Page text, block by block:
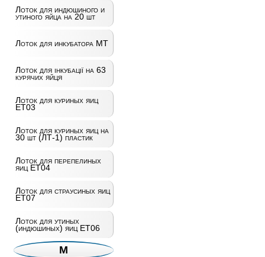
Лоток для индюшиного и
утиного яйца на 20 шт
Лоток для инкубатора MT
Лоток для інкубації на 63
курячих яйця
Лоток для куриных яиц
ET03
Лоток для куриных яиц на
30 шт (ЛТ-1) пластик
Лоток для перепелиных
яиц ET04
Лоток для страусиных яиц
ET07
Лоток для утиных
(индюшиных) яиц ET06
М